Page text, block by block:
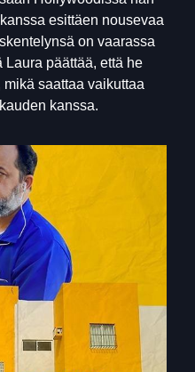
esittäen nousevaa
on vaarassa
päättää, että he
saattaa vaikuttaa
kanssa.